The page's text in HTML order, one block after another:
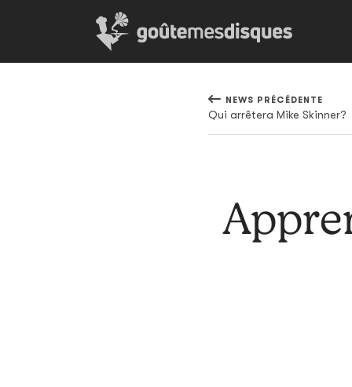
NEWS PRÉCÉDENTE
Qui arrêtera Mike Skinner?